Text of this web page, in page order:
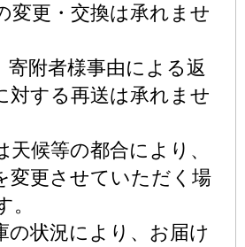
変更・交換は承れませ
寄附者様事由による返
対する再送は承れませ
天候等の都合により、
変更させていただく場
の状況により、お届け